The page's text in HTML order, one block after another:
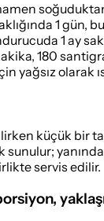
1 gün,
1 ay
180
yağsız olarak
küçük bir
servis edilir.
,